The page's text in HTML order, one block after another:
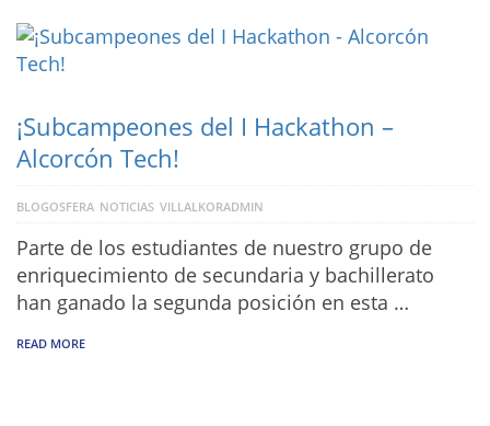
¡Subcampeones del I Hackathon –
Alcorcón Tech!
BLOGOSFERA NOTICIAS VILLALKORADMIN
Parte de los estudiantes de nuestro grupo de
enriquecimiento de secundaria y bachillerato
han ganado la segunda posición en esta …
READ MORE